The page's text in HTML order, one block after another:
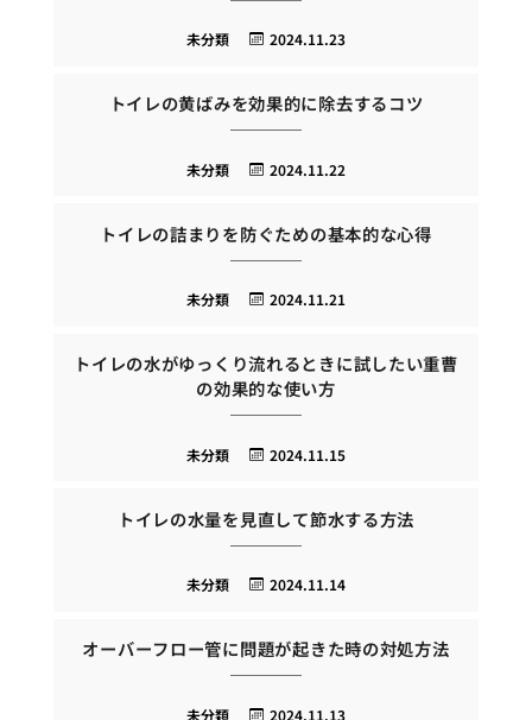
2024.11.23
未分類
トイレの黄ばみを効果的に除去するコツ
2024.11.22
未分類
トイレの詰まりを防ぐための基本的な心得
2024.11.21
未分類
トイレの水がゆっくり流れるときに試したい重曹
の効果的な使い方
2024.11.15
未分類
トイレの水量を見直して節水する方法
2024.11.14
未分類
オーバーフロー管に問題が起きた時の対処方法
2024.11.13
未分類